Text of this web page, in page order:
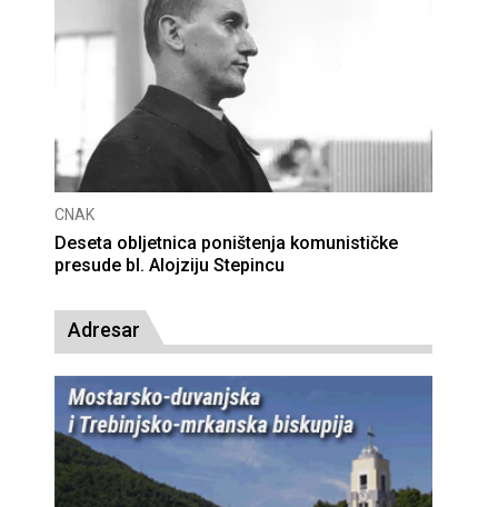
CNAK
Deseta obljetnica poništenja komunističke
presude bl. Alojziju Stepincu
Adresar